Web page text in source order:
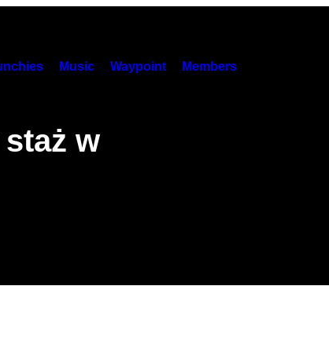
Music Waypoint Members
staż w